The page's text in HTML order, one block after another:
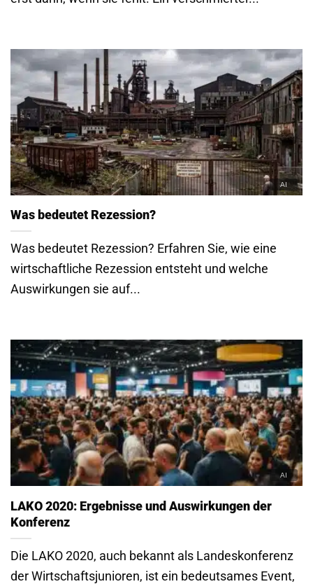
Was bedeutet Rezession?
Was bedeutet Rezession? Erfahren Sie, wie eine
wirtschaftliche Rezession entsteht und welche
Auswirkungen sie auf...
LAKO 2020: Ergebnisse und Auswirkungen der
Konferenz
Die LAKO 2020, auch bekannt als Landeskonferenz
der Wirtschaftsjunioren, ist ein bedeutsames Event,